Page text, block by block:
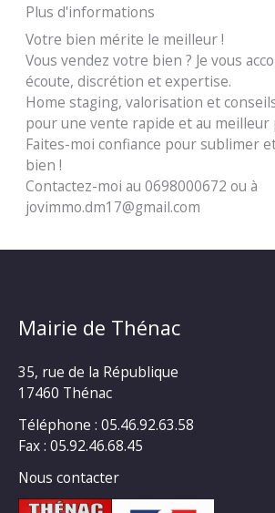
Plus d'informations
Votre bien mérite le meilleur !
Vous vendez votre bien ? Je vous
écoute, discrétion et expertise.
Home staging, valorisation et
pour une vente rapide et au meilleur
Faites-moi confiance pour sublimer
bien !
Contactez-moi au 0698000672 ou à
jovimmo.dm17@gmail.com
Mairie de Thénac
35, rue de la République
17460 Thénac
Téléphone : 05.46.92.63.58
Fax : 05.92.46.68.45
Nous contacter